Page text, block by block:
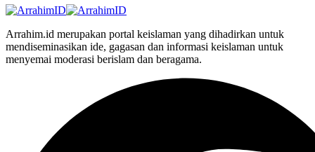
Arrahim.id merupakan portal keislaman yang dihadirkan untuk
mendiseminasikan ide, gagasan dan informasi keislaman untuk
menyemai moderasi berislam dan beragama.